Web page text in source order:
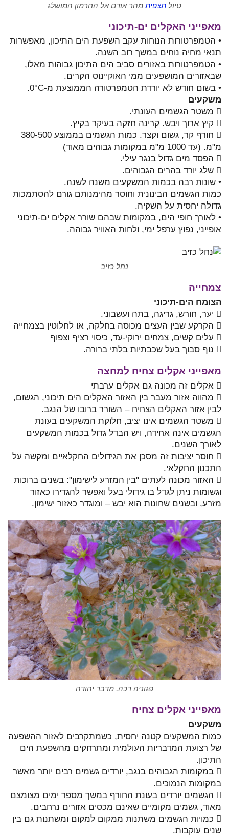
טיול תצפית מהר אודם אל החרמון המושלג
מאפייני האקלים ים-תיכוני
• הטמפרטורות הנוחות עקב השפעת הים התיכון, מאפשרות
תנאי מחיה נוחים במשך רוב השנה.
• הטמפרטורות באזורים סביב הים התיכון גבוהות מאלו,
שבאזורים המושפעים ממי האוקיינוס הקרים.
• בשום חודש לא יורדת הטמפרטורה הממוצעת מ-0°C.
משקעים
 משטר הגשמים העונתי.
 קיץ ארוך ויבש. קרינה חזקה בעיקר בקיץ.
 חורף קר, גשום וקצר. כמות הגשמים בממוצע 380-500
מ"מ. (עד 1000 מ"מ במקומות גבוהים מאוד)
 הפסד מים גדול בנגר עילי.
 שלג יורד בהרים הגבוהים.
• שונות רבה בכמות המשקעים משנה לשנה.
כמות הגשמים הבינונית וחוסר מהימנותם גורם להסתמכות
גדולה יחסית על השקיה.
• לאורך חופי הים, במקומות שבהם שורר אקלים ים-תיכוני
אופייני, נפוץ ערפל ימי, ולחות האוויר גבוהה.
נחל כזיב
צמחייה
הצומח הים-תיכוני
 יער, חורש, גריגה, בתה ועשבוני.
 הקרקע שבין העצים מכוסה בחלקה, או לחלוטין בצמחייה
 עלים קשים, צמחים ירוקי-עד, כיסוי רציף וצפוף
 נוף סבוך בעל שכבתיות בלתי ברורה.
מאפייני אקלים צחיח למחצה
 אקלים זה מכונה גם אקלים ערבתי
 מהווה אזור מעבר בין האזור האקלים הים תיכוני, הגשום,
לבין אזור האקלים הצחיח – השורר ברובו של הנגב.
 משטר הגשמים אינו יציב, חלוקת המשקעים בעונת
הגשמים אינה אחידה, ויש הבדל גדול בכמות המשקעים
לאורך השנים.
 חוסר יציבות זה מסכן את הגידולים החקלאיים ומקשה על
התכנון החקלאי.
 האזור מכונה לעתים "בין המזרע לישימון": בשנים ברוכות
וגשומות ניתן לגדל בו גידולי בעל ואפשר להגדירו כאזור
מזרע, ובשנים שחונות הוא יבש – ומוגדר כאזור ישימון.
פגוניה רכה, מדבר יהודה
מאפייני אקלים צחיח
משקעים
כמות המשקעים קטנה יחסית, כשמתקרבים לאזור ההשפעה
של רצועת המדבריות העולמית ומתרחקים מהשפעת הים
התיכון.
 במקומות הגבוהים בנגב, יורדים גשמים רבים יותר מאשר
במקומות הנמוכים.
 הגשמים יורדים בעונת החורף במשך מספר ימים מצומצם
מאוד, גשמים מקומיים שאינם מכסים אזורים נרחבים.
 כמויות הגשמים משתנות ממקום למקום ומשתנות גם בין
שנים עוקבות.